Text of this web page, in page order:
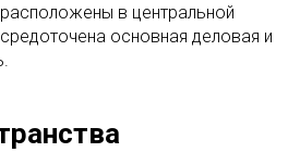
в центральной
основная деловая и